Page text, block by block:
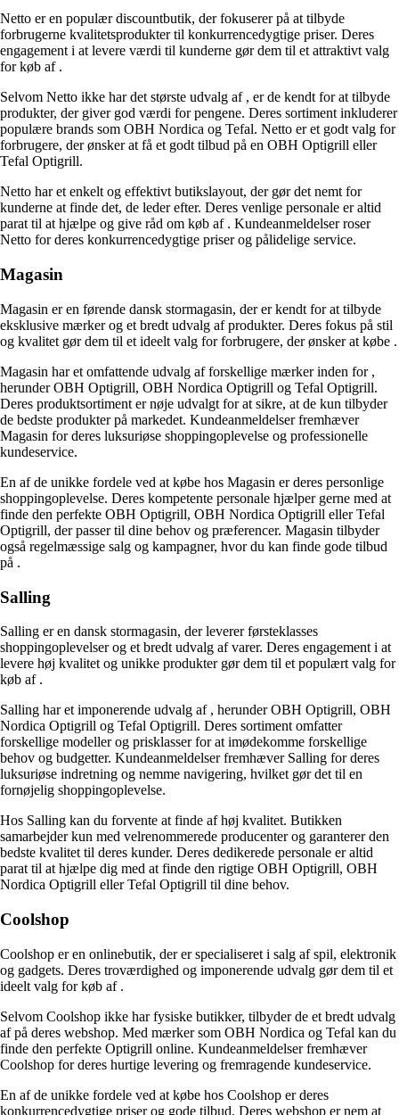
Netto er en populær discountbutik, der fokuserer på at tilbyde
forbrugerne kvalitetsprodukter til konkurrencedygtige priser. Deres
engagement i at levere værdi til kunderne gør dem til et attraktivt valg
for køb af .
Selvom Netto ikke har det største udvalg af , er de kendt for at tilbyde
produkter, der giver god værdi for pengene. Deres sortiment inkluderer
populære brands som OBH Nordica og Tefal. Netto er et godt valg for
forbrugere, der ønsker at få et godt tilbud på en OBH Optigrill eller
Tefal Optigrill.
Netto har et enkelt og effektivt butikslayout, der gør det nemt for
kunderne at finde det, de leder efter. Deres venlige personale er altid
parat til at hjælpe og give råd om køb af . Kundeanmeldelser roser
Netto for deres konkurrencedygtige priser og pålidelige service.
Magasin
Magasin er en førende dansk stormagasin, der er kendt for at tilbyde
eksklusive mærker og et bredt udvalg af produkter. Deres fokus på stil
og kvalitet gør dem til et ideelt valg for forbrugere, der ønsker at købe .
Magasin har et omfattende udvalg af forskellige mærker inden for ,
herunder OBH Optigrill, OBH Nordica Optigrill og Tefal Optigrill.
Deres produktsortiment er nøje udvalgt for at sikre, at de kun tilbyder
de bedste produkter på markedet. Kundeanmeldelser fremhæver
Magasin for deres luksuriøse shoppingoplevelse og professionelle
kundeservice.
En af de unikke fordele ved at købe hos Magasin er deres personlige
shoppingoplevelse. Deres kompetente personale hjælper gerne med at
finde den perfekte OBH Optigrill, OBH Nordica Optigrill eller Tefal
Optigrill, der passer til dine behov og præferencer. Magasin tilbyder
også regelmæssige salg og kampagner, hvor du kan finde gode tilbud
på .
Salling
Salling er en dansk stormagasin, der leverer førsteklasses
shoppingoplevelser og et bredt udvalg af varer. Deres engagement i at
levere høj kvalitet og unikke produkter gør dem til et populært valg for
køb af .
Salling har et imponerende udvalg af , herunder OBH Optigrill, OBH
Nordica Optigrill og Tefal Optigrill. Deres sortiment omfatter
forskellige modeller og prisklasser for at imødekomme forskellige
behov og budgetter. Kundeanmeldelser fremhæver Salling for deres
luksuriøse indretning og nemme navigering, hvilket gør det til en
fornøjelig shoppingoplevelse.
Hos Salling kan du forvente at finde af høj kvalitet. Butikken
samarbejder kun med velrenommerede producenter og garanterer den
bedste kvalitet til deres kunder. Deres dedikerede personale er altid
parat til at hjælpe dig med at finde den rigtige OBH Optigrill, OBH
Nordica Optigrill eller Tefal Optigrill til dine behov.
Coolshop
Coolshop er en onlinebutik, der er specialiseret i salg af spil, elektronik
og gadgets. Deres troværdighed og imponerende udvalg gør dem til et
ideelt valg for køb af .
Selvom Coolshop ikke har fysiske butikker, tilbyder de et bredt udvalg
afpå deres webshop. Med mærker som OBH Nordica og Tefal kan du
finde den perfekte Optigrill online. Kundeanmeldelser fremhæver
Coolshop for deres hurtige levering og fremragende kundeservice.
En af de unikke fordele ved at købe hos Coolshop er deres
konkurrencedygtige priser og gode tilbud. Deres webshop er nem at